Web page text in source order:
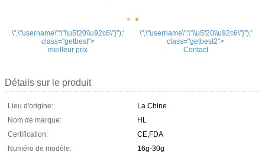
\",\"username\":\"\\u5f20\\u92c6\"}");'
class="getbest">
meilleur prix
\",\"username\":\"\\u5f20\\u92c6\"}");'
class="getbest2">
Contact
Détails sur le produit
Lieu d'origine:
La Chine
Nom de marque:
HL
Certification:
CE,FDA
Numéro de modèle:
16g-30g